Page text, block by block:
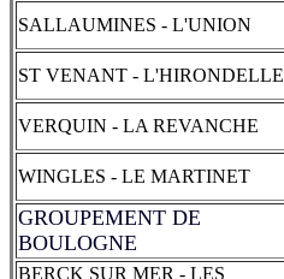
SALLAUMINES - L'UNION
ST VENANT - L'HIRONDELLE
VERQUIN - LA REVANCHE
WINGLES - LE MARTINET
GROUPEMENT DE
BOULOGNE
BERCK SUR MER - LES